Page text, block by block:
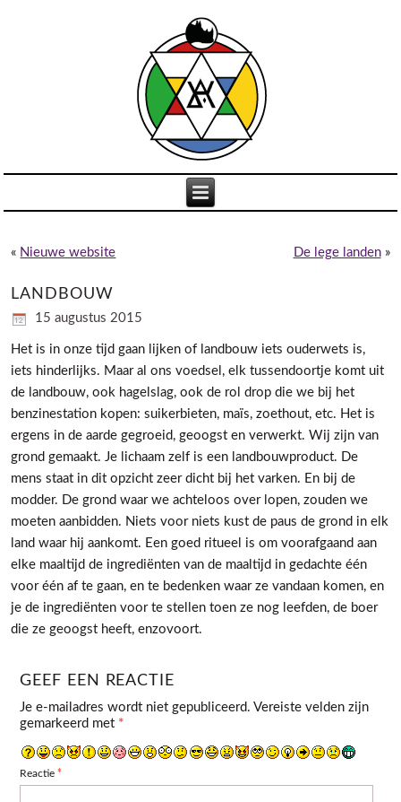
« Nieuwe website De lege landen»
LANDBOUW
15 augustus 2015
Het is in onze tijd gaan lijken of landbouw iets ouderwets is,
iets hinderlijks. Maar al ons voedsel, elk tussendoortje komt uit
de landbouw, ook hagelslag, ook de rol drop die we bij het
benzinestation kopen: suikerbieten, maïs, zoethout, etc. Het is
ergens in de aarde gegroeid, geoogst en verwerkt. Wij zijn van
grond gemaakt. Je lichaam zelf is een landbouwproduct. De
mens staat in dit opzicht zeer dicht bij het varken. En bij de
modder. De grond waar we achteloos over lopen, zouden we
moeten aanbidden. Niets voor niets kust de paus de grond in elk
land waar hij aankomt. Een goed ritueel is om voorafgaand aan
elke maaltijd de ingrediënten van de maaltijd in gedachte één
voor één af te gaan, en te bedenken waar ze vandaan komen, en
je de ingrediënten voor te stellen toen ze nog leefden, de boer
die ze geoogst heeft, enzovoort.
GEEF EEN REACTIE
Je e-mailadres wordt niet gepubliceerd. Vereiste velden zijn
gemarkeerd met *
Reactie*